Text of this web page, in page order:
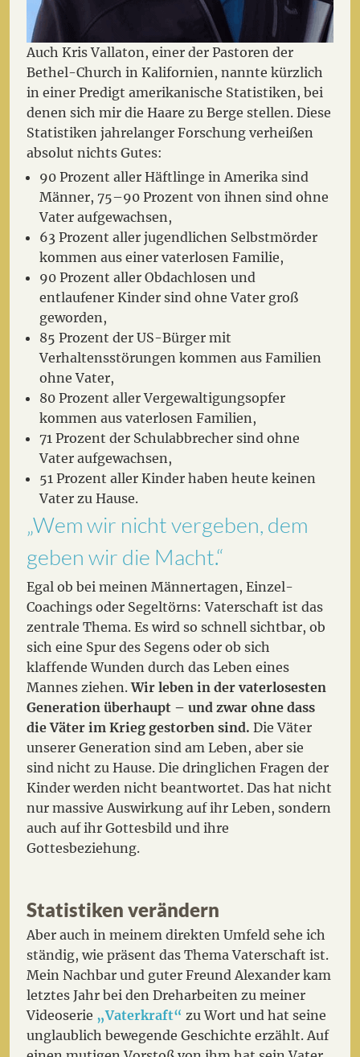
Auch Kris Vallaton, einer der Pastoren der
Bethel-Church in Kalifornien, nannte kürzlich
in einer Predigt amerikanische Statistiken, bei
denen sich mir die Haare zu Berge stellen. Diese
Statistiken jahrelanger Forschung verheißen
absolut nichts Gutes:
90 Prozent aller Häftlinge in Amerika sind
Männer, 75–90 Prozent von ihnen sind ohne
Vater aufgewachsen,
63 Prozent aller jugendlichen Selbstmörder
kommen aus einer vaterlosen Familie,
90 Prozent aller Obdachlosen und
entlaufener Kinder sind ohne Vater groß
geworden,
85 Prozent der US-Bürger mit
Verhaltensstörungen kommen aus Familien
ohne Vater,
80 Prozent aller Vergewaltigungsopfer
kommen aus vaterlosen Familien,
71 Prozent der Schulabbrecher sind ohne
Vater aufgewachsen,
51 Prozent aller Kinder haben heute keinen
Vater zu Hause.
„Wem wir nicht vergeben, dem
geben wir die Macht.“
Egal ob bei meinen Männertagen, Einzel-
Coachings oder Segeltörns: Vaterschaft ist das
zentrale Thema. Es wird so schnell sichtbar, ob
sich eine Spur des Segens oder ob sich
klaffende Wunden durch das Leben eines
Mannes ziehen.Wir leben in der vaterlosesten
Generation überhaupt – und zwar ohne dass
die Väter im Krieg gestorben sind. Die Väter
unserer Generation sind am Leben, aber sie
sind nicht zu Hause. Die dringlichen Fragen der
Kinder werden nicht beantwortet. Das hat nicht
nur massive Auswirkung auf ihr Leben, sondern
auch auf ihr Gottesbild und ihre
Gottesbeziehung.
Statistiken verändern
Aber auch in meinem direkten Umfeld sehe ich
ständig, wie präsent das Thema Vaterschaft ist.
Mein Nachbar und guter Freund Alexander kam
letztes Jahr bei den Dreharbeiten zu meiner
Videoserie „Vaterkraft“ zu Wort und hat seine
unglaublich bewegende Geschichte erzählt. Auf